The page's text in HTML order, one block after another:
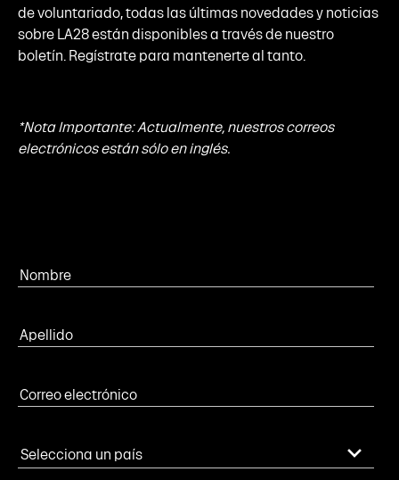
de voluntariado, todas las últimas novedades y noticias
sobre LA28 están disponibles a través de nuestro
boletín. Regístrate para mantenerte al tanto.
*Nota Importante: Actualmente, nuestros correos
electrónicos están sólo en inglés.